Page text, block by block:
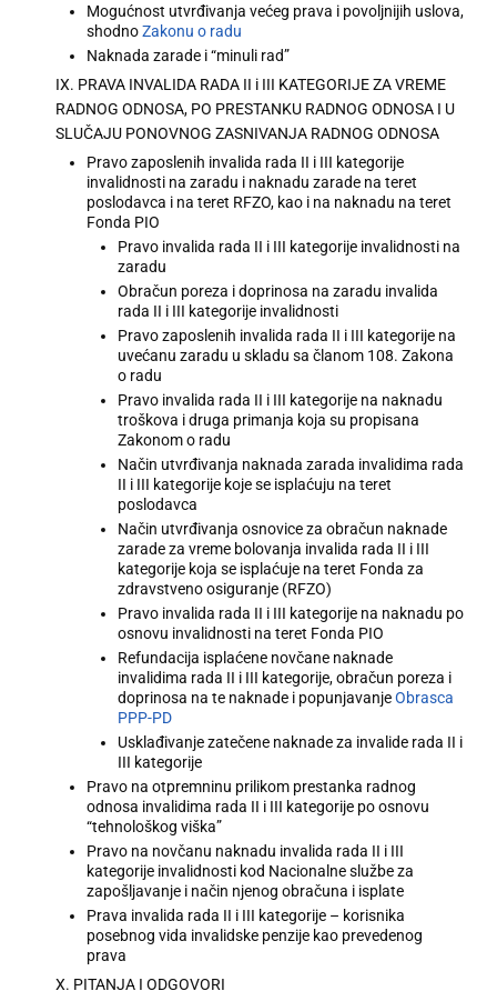
Mogućnost utvrđivanja većeg prava i povoljnijih uslova,
shodnoZakonu o radu
Naknada zarade i “minuli rad”
IX. PRAVA INVALIDA RADA II i III KATEGORIJE ZA VREME
RADNOG ODNOSA, PO PRESTANKU RADNOG ODNOSA I U
SLUČAJU PONOVNOG ZASNIVANJA RADNOG ODNOSA
Pravo zaposlenih invalida rada II i III kategorije
invalidnosti na zaradu i naknadu zarade na teret
poslodavca i na teret RFZO, kao i na naknadu na teret
Fonda PIO
Pravo invalida rada II i III kategorije invalidnosti na
zaradu
Obračun poreza i doprinosa na zaradu invalida
rada II i III kategorije invalidnosti
Pravo zaposlenih invalida rada II i III kategorije na
uvećanu zaradu u skladu sa članom 108. Zakona
o radu
Pravo invalida rada II i III kategorije na naknadu
troškova i druga primanja koja su propisana
Zakonom o radu
Način utvrđivanja naknada zarada invalidima rada
II i III kategorije koje se isplaćuju na teret
poslodavca
Način utvrđivanja osnovice za obračun naknade
zarade za vreme bolovanja invalida rada II i III
kategorije koja se isplaćuje na teret Fonda za
zdravstveno osiguranje (RFZO)
Pravo invalida rada II i III kategorije na naknadu po
osnovu invalidnosti na teret Fonda PIO
Refundacija isplaćene novčane naknade
invalidima rada II i III kategorije, obračun poreza i
doprinosa na te naknade i popunjavanjeObrasca
PPP-PD
Usklađivanje zatečene naknade za invalide rada II i
III kategorije
Pravo na otpremninu prilikom prestanka radnog
odnosa invalidima rada II i III kategorije po osnovu
“tehnološkog viška”
Pravo na novčanu naknadu invalida rada II i III
kategorije invalidnosti kod Nacionalne službe za
zapošljavanje i način njenog obračuna i isplate
Prava invalida rada II i III kategorije – korisnika
posebnog vida invalidske penzije kao prevedenog
prava
X. PITANJA I ODGOVORI